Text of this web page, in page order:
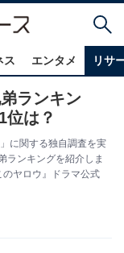
ス エンタメ リサ
ランキン
位は？
に関する独自調査を実
ランキングを紹介しま
ヤロウ』ドラマ公式